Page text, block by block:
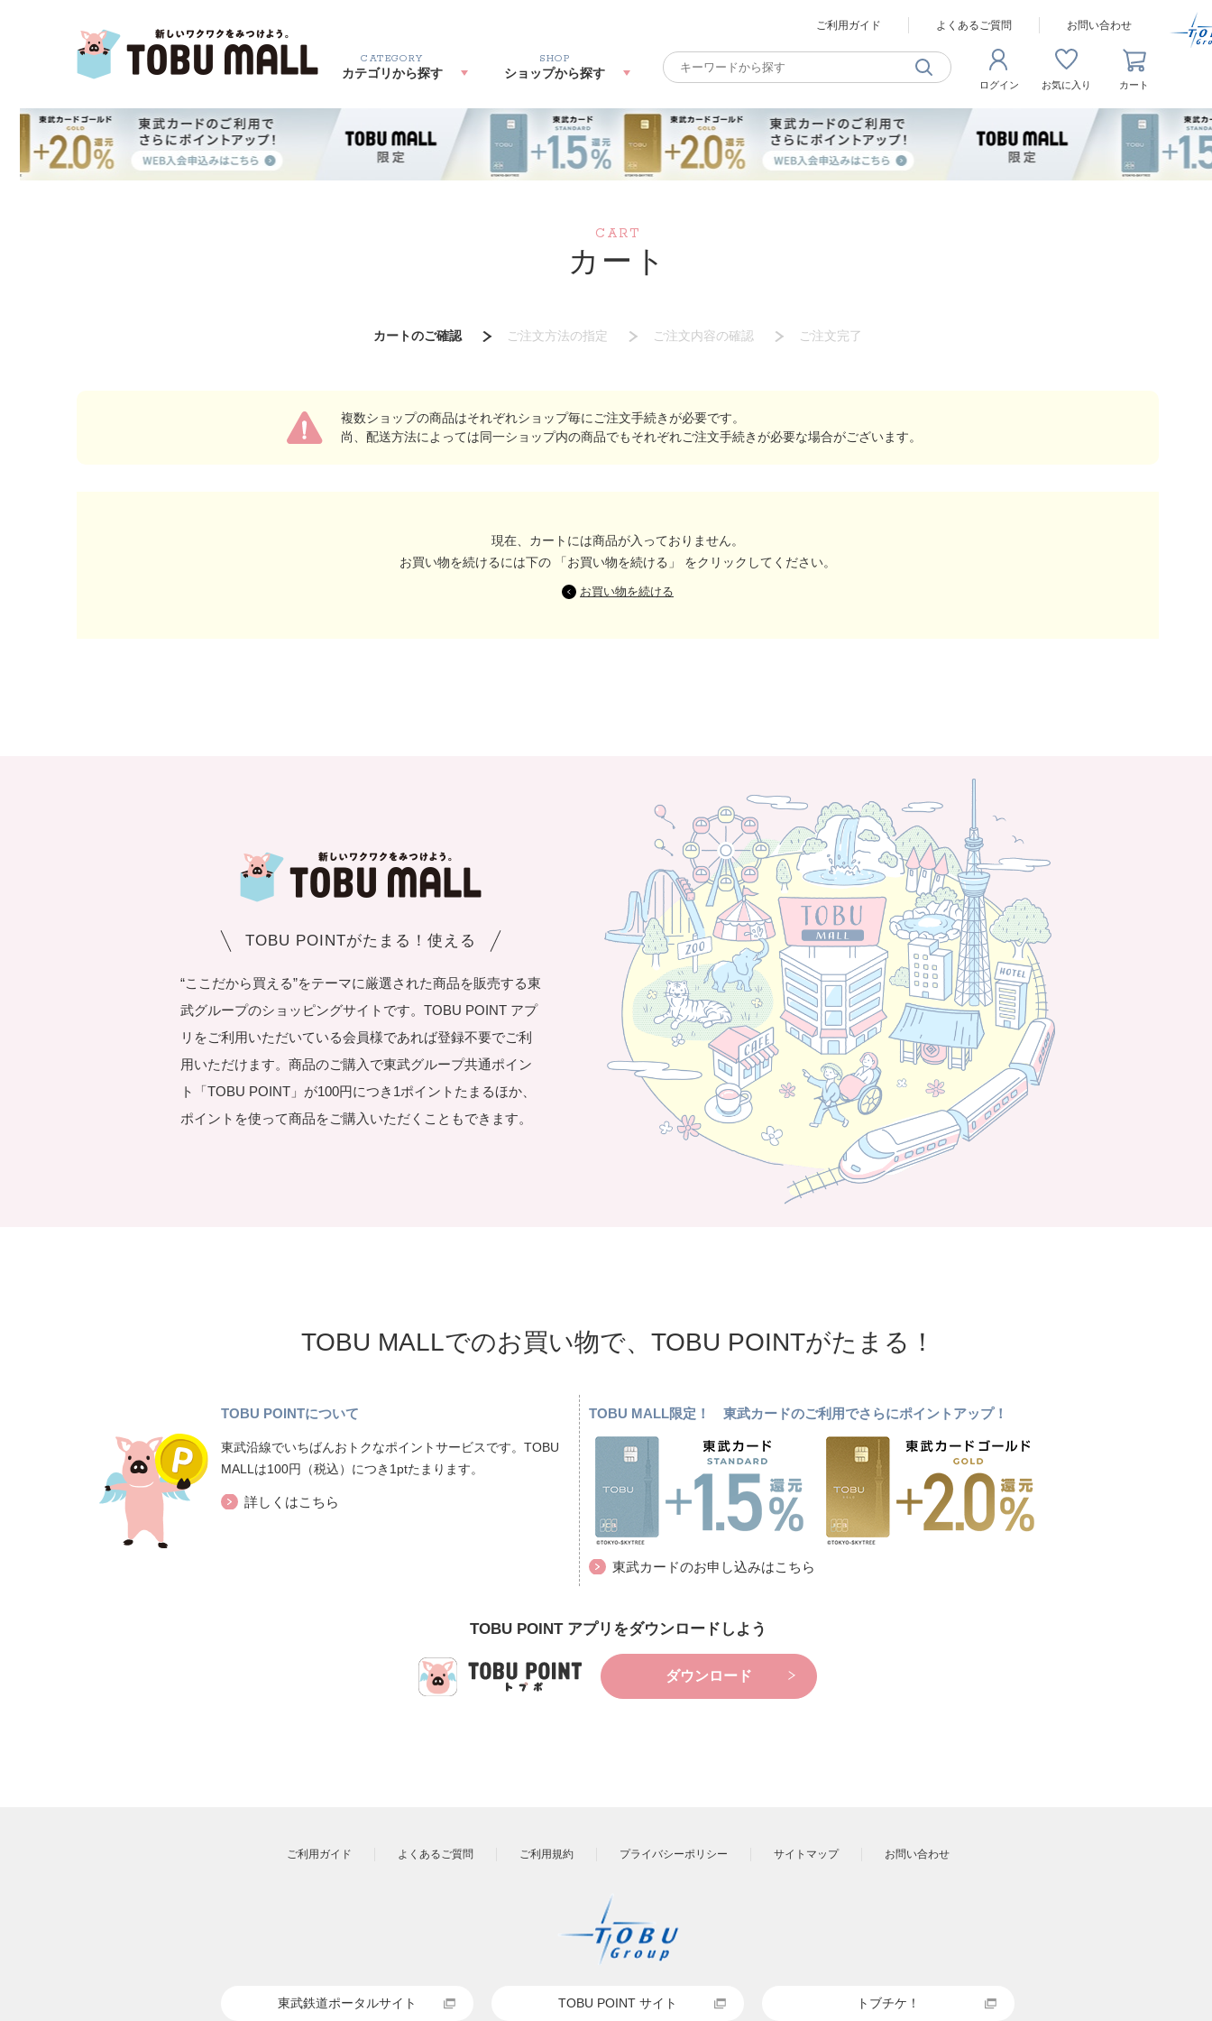
ご利用ガイド よくあるご質問 お問い合わせ
CATEGORY
カテゴリから探す
SHOP
ショップから探す
ログイン お気に入り カート
CART
カート
カートのご確認 ご注文方法の指定 ご注文内容の確認 ご注文完了
複数ショップの商品はそれぞれショップ毎にご注文手続きが必要です。
尚、配送方法によっては同一ショップ内の商品でもそれぞれご注文手続きが必要な場合がございます。
現在、カートには商品が入っておりません。
お買い物を続けるには下の 「お買い物を続ける」 をクリックしてください。
TOBU POINTがたまる！使える
“ここだから買える”をテーマに厳選された商品を販売する東
武グループのショッピングサイトです。TOBU POINT アプ
リをご利用いただいている会員様であれば登録不要でご利
用いただけます。商品のご購入で東武グループ共通ポイン
ト「TOBU POINT」が100円につき1ポイントたまるほか、
ポイントを使って商品をご購入いただくこともできます。
TOBU MALLでのお買い物で、TOBU POINTがたまる！
TOBU POINTについて
東武沿線でいちばんおトクなポイントサービスです。TOBU
MALLは100円（税込）につき1ptたまります。
詳しくはこちら
TOBU MALL限定！ 東武カードのご利用でさらにポイントアップ！
東武カードのお申し込みはこちら
TOBU POINT アプリをダウンロードしよう
ダウンロード
ご利用ガイド よくあるご質問 ご利用規約 プライバシーポリシー サイトマップ お問い合わせ
東武鉄道ポータルサイト TOBU POINT サイト トブチケ！